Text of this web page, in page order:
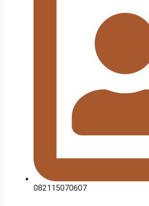
082115070607